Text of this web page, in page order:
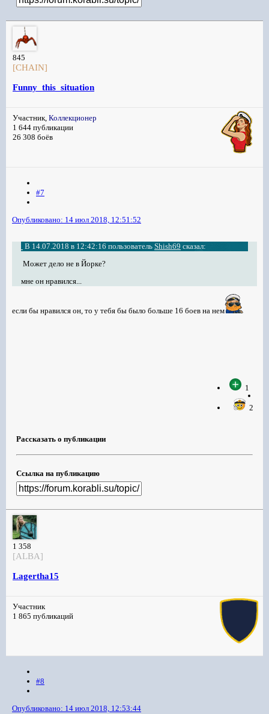
845
[CHAIN]
Funny_this_situation
Участник, Коллекционер
1 644 публикации
26 308 боёв
#7
Опубликовано: 14 июл 2018, 12:51:52
В 14.07.2018 в 12:42:16 пользователь Shish69 сказал:
Может дело не в Йорке?
мне он нравился...
если бы нравился он, то у тебя бы было больше 16 боев на нем
1
2
Рассказать о публикации
Ссылка на публикацию
1 358
[ALBA]
Lagertha15
Участник
1 865 публикаций
#8
Опубликовано: 14 июл 2018, 12:53:44